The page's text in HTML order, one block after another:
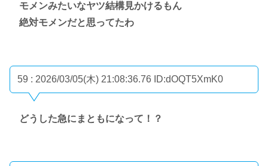
モメンみたいなヤツ結構見かけるもん
絶対モメンだと思ってたわ
59 : 2026/03/05(木) 21:08:36.76 ID:dOQT5XmK0
どうした急にまともになって！？